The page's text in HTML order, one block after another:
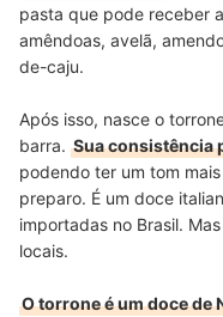
pasta que pode receber
amêndoas, avelã,
de-caju.
Após isso, nasce o
barra. Sua consistência
podendo ter um tom
preparo. É um doce
importadas no Brasil.
locais.
O torrone é um doce de